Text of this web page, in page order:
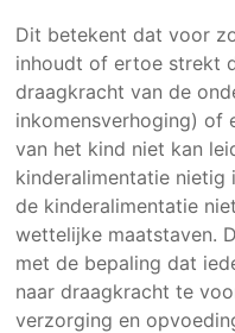
Producten
Dit betekent dat voor
inhoudt of ertoe strekt
draagkracht van de
inkomensverhoging) of
van het kind niet kan
kinderalimentatie nietig
de kinderalimentatie
wettelijke maatstaven.
met de bepaling dat
naar draagkracht te
verzorging en